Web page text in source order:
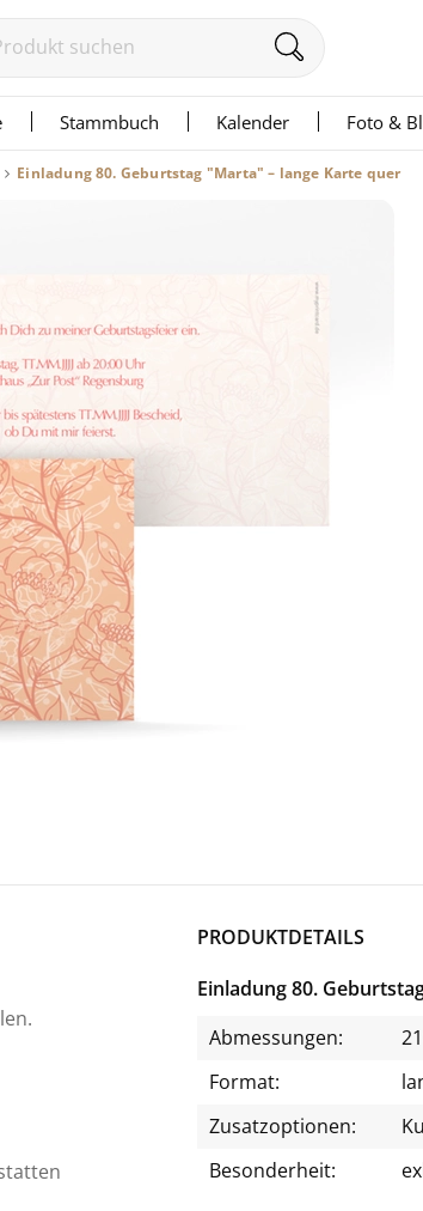
Stammbuch Kalender Foto &
Einladung 80. Geburtstag "Marta" – lange Karte quer
PRODUKTDETAILS
Einladung 80.
Abmessungen:
Format:
Zusatzoptionen:
Besonderheit: